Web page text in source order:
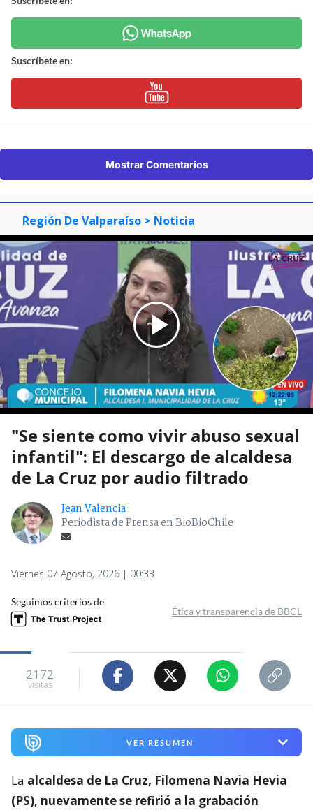
Suscríbete en:
Mostrar Comentarios
Región De Valparaíso > Noticia
"Se siente como vivir abuso sexual
infantil": El descargo de alcaldesa
de La Cruz por audio filtrado
Jean Valencia
Periodista de Prensa en BioBioChile
Viernes 07 Agosto, 2026 | 00:33
Seguimos criterios de
Ética y transparencia de BBCL
2172
visitas
VER RESUMEN
La alcaldesa de La Cruz, Filomena Navia Hevia
(PS), nuevamente se refirió a la grabación